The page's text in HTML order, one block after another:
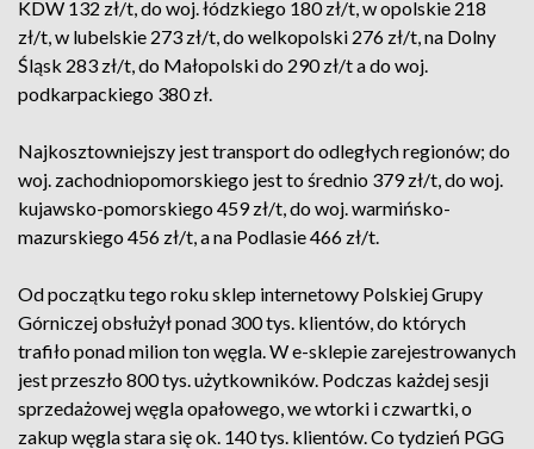
KDW 132 zł/t, do woj. łódzkiego 180 zł/t, w opolskie 218
zł/t, w lubelskie 273 zł/t, do welkopolski 276 zł/t, na Dolny
Śląsk 283 zł/t, do Małopolski do 290 zł/t a do woj.
podkarpackiego 380 zł.
Najkosztowniejszy jest transport do odległych regionów; do
woj. zachodniopomorskiego jest to średnio 379 zł/t, do woj.
kujawsko-pomorskiego 459 zł/t, do woj. warmińsko-
mazurskiego 456 zł/t, a na Podlasie 466 zł/t.
Od początku tego roku sklep internetowy Polskiej Grupy
Górniczej obsłużył ponad 300 tys. klientów, do których
trafiło ponad milion ton węgla. W e-sklepie zarejestrowanych
jest przeszło 800 tys. użytkowników. Podczas każdej sesji
sprzedażowej węgla opałowego, we wtorki i czwartki, o
zakup węgla stara się ok. 140 tys. klientów. Co tydzień PGG